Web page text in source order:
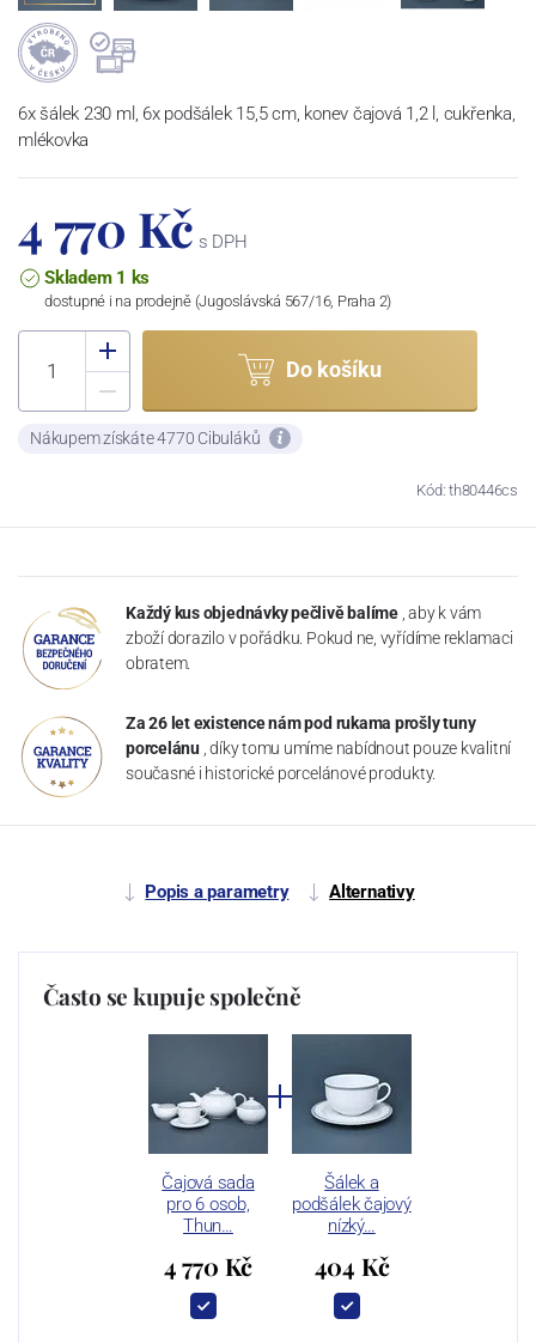
6x šálek 230 ml, 6x podšálek 15,5 cm, konev čajová 1,2 l, cukřenka,
mlékovka
4 770 Kč s DPH
Skladem 1 ks
dostupné i na prodejně (Jugoslávská 567/16, Praha 2)
Do košíku
Nákupem získáte 4770 Cibuláků
Kód: th80446cs
Každý kus objednávky pečlivě balíme , aby k vám
zboží dorazilo v pořádku. Pokud ne, vyřídíme reklamaci
obratem.
Za 26 let existence nám pod rukama prošly tuny
porcelánu , díky tomu umíme nabídnout pouze kvalitní
současné i historické porcelánové produkty.
Popis a parametry Alternativy
Často se kupuje společně
Čajová sada
pro 6 osob,
Thun…
4 770 Kč
Šálek a
podšálek čajový
nízký…
404 Kč